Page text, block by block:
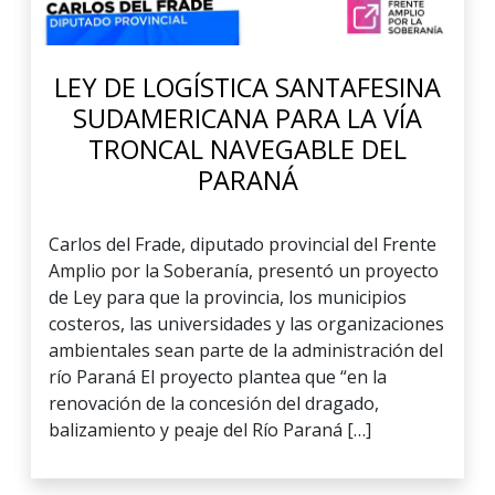
LEY DE LOGÍSTICA SANTAFESINA
SUDAMERICANA PARA LA VÍA
TRONCAL NAVEGABLE DEL
PARANÁ
Carlos del Frade, diputado provincial del Frente
Amplio por la Soberanía, presentó un proyecto
de Ley para que la provincia, los municipios
costeros, las universidades y las organizaciones
ambientales sean parte de la administración del
río Paraná El proyecto plantea que “en la
renovación de la concesión del dragado,
balizamiento y peaje del Río Paraná […]